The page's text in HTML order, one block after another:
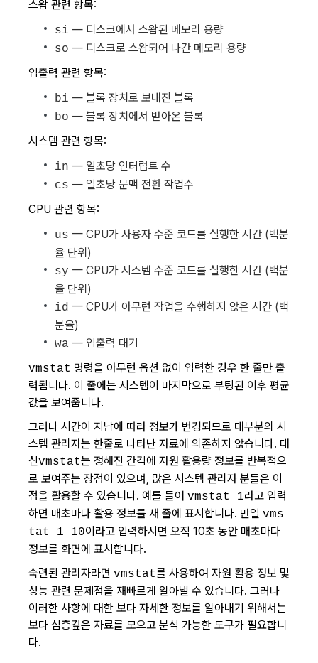
스왑 관련 항목:
si — 디스크에서 스왑된 메모리 용량
so — 디스크로 스왑되어 나간 메모리 용량
입출력 관련 항목:
bi — 블록 장치로 보내진 블록
bo — 블록 장치에서 받아온 블록
시스템 관련 항목:
in — 일초당 인터럽트 수
cs — 일초당 문맥 전환 작업수
CPU 관련 항목:
us — CPU가 사용자 수준 코드를 실행한 시간 (백분
율 단위)
sy — CPU가 시스템 수준 코드를 실행한 시간 (백분
율 단위)
id — CPU가 아무런 작업을 수행하지 않은 시간 (백
분율)
wa — 입출력 대기
vmstat 명령을 아무런 옵션 없이 입력한 경우 한 줄만 출
력됩니다. 이 줄에는 시스템이 마지막으로 부팅된 이후 평균
값을 보여줍니다.
그러나 시간이 지남에 따라 정보가 변경되므로 대부분의 시
스템 관리자는 한줄로 나타난 자료에 의존하지 않습니다. 대
신vmstat는 정해진 간격에 자원 활용량 정보를 반복적으
로 보여주는 장점이 있으며, 많은 시스템 관리자 분들은 이
점을 활용할 수 있습니다. 예를 들어 vmstat 1라고 입력
하면 매초마다 활용 정보를 새 줄에 표시합니다. 만일 vms
tat 1 10이라고 입력하시면 오직 10초 동안 매초마다
정보를 화면에 표시합니다.
숙련된 관리자라면 vmstat를 사용하여 자원 활용 정보 및
성능 관련 문제점을 재빠르게 알아낼 수 있습니다. 그러나
이러한 사항에 대한 보다 자세한 정보를 알아내기 위해서는
보다 심층깊은 자료를 모으고 분석 가능한 도구가 필요합니
다.